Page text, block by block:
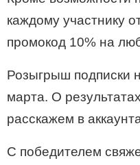
каждому участнику
промокод 10% на
Розыгрыш подписки
марта. О результатах
расскажем в
С победителем